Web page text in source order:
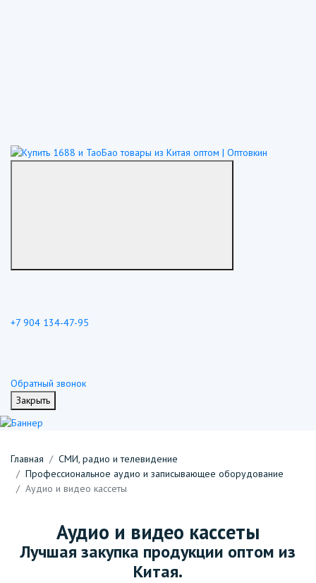
+7 904 134-47-95
Обратный звонок
Закрыть
Главная
СМИ, радио и телевидение
Профессиональное аудио и записывающее оборудование
Аудио и видео кассеты
Аудио и видео кассеты
Лучшая закупка продукции оптом из
Китая.